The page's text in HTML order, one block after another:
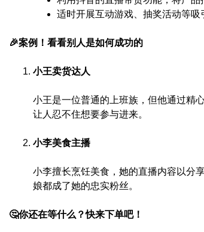
适时开展互动游戏、抽奖活动等吸
🎉案例！看看别人是如何成功的
小王卖货达人
小王是一位普通的上班族，但他通过精
让人忍不住想要参与进来。
小李美食主播
小李擅长烹饪美食，她的直播内容以分
娘都成了她的忠实粉丝。
🤔你还在等什么？快来下单吧！